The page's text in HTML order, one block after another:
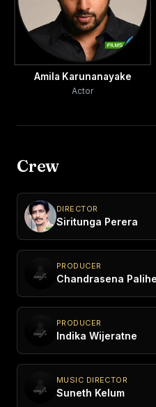
Amila Karunanayake
Actor
Crew
DIRECTOR
Siritunga Perera
PRODUCER
Chandrasena
PRODUCER
Indika Wijeratne
MUSIC DIRECTOR
Suneth Kelum